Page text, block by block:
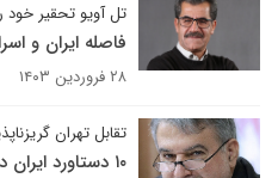
تل آویو تحقیر خود
فاصله ایران و
۲۸ فروردین ۱۴۰۳
تقابل تهران
۱۰ دستاورد ایران در اقدام تنبیهی علیه اسرائیل